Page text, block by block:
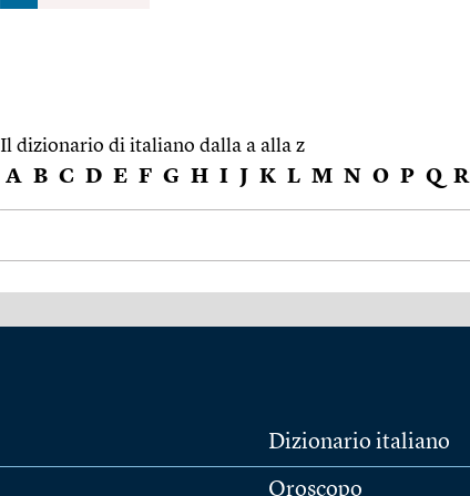
Il dizionario di italiano dalla a alla z
A B C D E F G H I J K L M N O P Q R
Dizionario italiano
Oroscopo